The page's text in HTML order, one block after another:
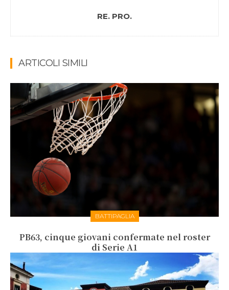
RE. PRO.
ARTICOLI SIMILI
BATTIPAGLIA
PB63, cinque giovani confermate nel roster
di Serie A1